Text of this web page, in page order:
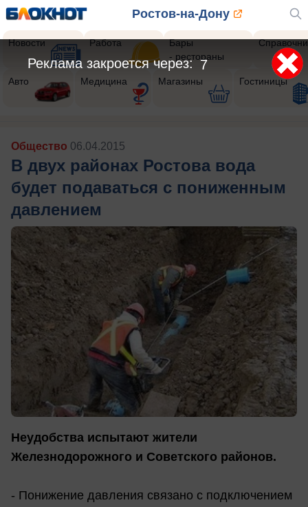
Ростов-на-Дону
Новости Работа
Бары
- рестораны
Авто Медицина Магазины Гостиницы
Общество 06.04.2015
В двух районах Ростова вода
будет подаваться с пониженным
давлением
Неудобства испытают жители
Железнодорожного и Советского районов.
- Понижение давления связано с подключением
5
Реклама закроется через: